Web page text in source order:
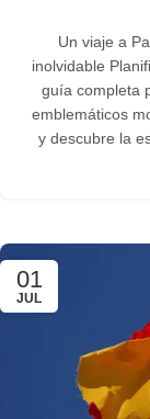
Un viaje a
inolvidable
guía completa
emblemáticos
y descubre la
01
JUL